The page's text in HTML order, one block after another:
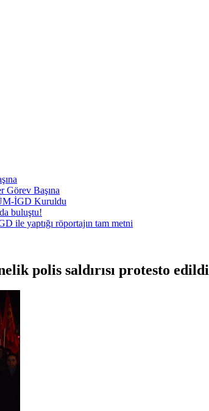
Görev Başına
İGD Kuruldu
buluştu!
ile yaptığı röportajın tam metni
polis saldırısı protesto edildi